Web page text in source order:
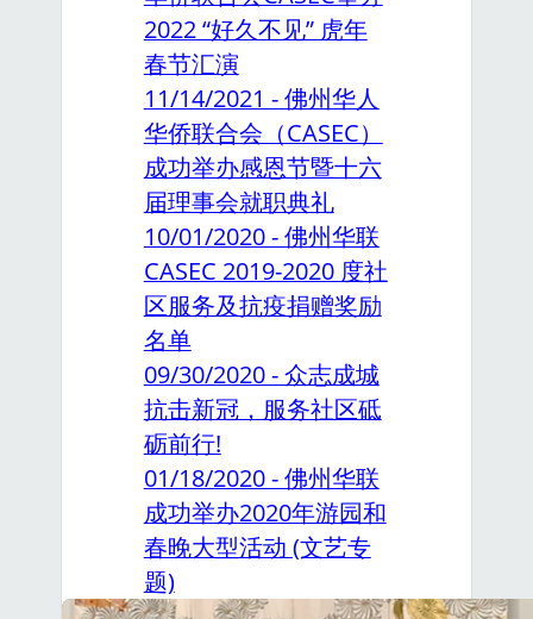
2022 “好久不见” 虎年
春节汇演
11/14/2021 - 佛州华人
华侨联合会（CASEC）
成功举办感恩节暨十六
届理事会就职典礼
10/01/2020 - 佛州华联
CASEC 2019-2020 度社
区服务及抗疫捐赠奖励
名单
09/30/2020 - 众志成城
抗击新冠，服务社区砥
砺前行!
01/18/2020 - 佛州华联
成功举办2020年游园和
春晚大型活动 (文艺专
题)